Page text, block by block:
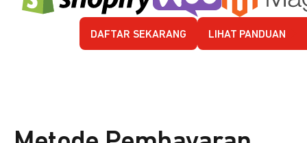
DAFTAR SEKARANG LIHAT PANDUAN